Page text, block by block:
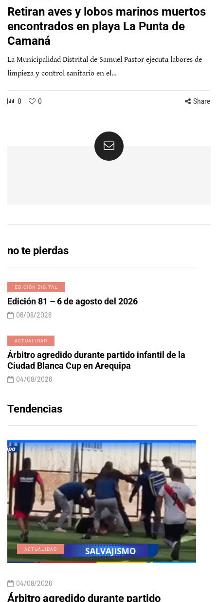
Retiran aves y lobos marinos muertos
encontrados en playa La Punta de
Camaná
La Municipalidad Distrital de Samuel Pastor ejecuta labores de
limpieza y control sanitario en el…
0 0 Share
no te pierdas
EDICIÓN DIGITAL
Edición 81 – 6 de agosto del 2026
06/08/2026
ACTUALIDAD
Árbitro agredido durante partido infantil de la
Ciudad Blanca Cup en Arequipa
04/08/2026
Tendencias
ACTUALIDAD
04/08/2026
Árbitro agredido durante partido